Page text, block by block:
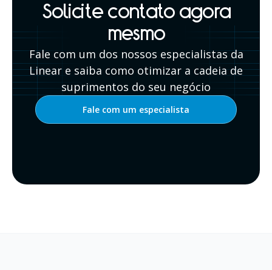
Solicite contato agora
mesmo
Fale com um dos nossos especialistas da
Linear e saiba como otimizar a cadeia de
suprimentos do seu negócio
Fale com um especialista